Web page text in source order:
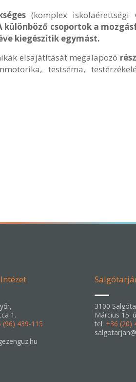
(komplex iskolaérettségi
különböző csoportok a
kiegészítik egymást.
elsajátítását megalapozó
testséma,
1.
(96) 439-115
3100
Március 15.
tel: +36 (20)